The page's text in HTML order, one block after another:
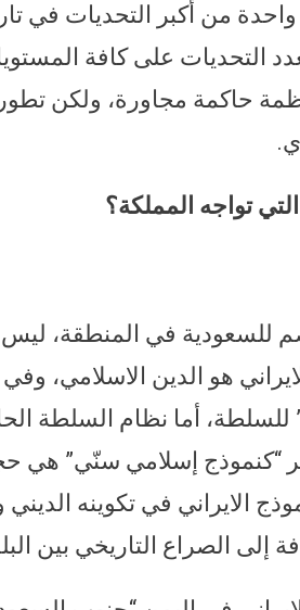
واحدة من أكبر التحديات
التحديات على كافة
حاكمة مجاورة، ولكن تطور
تواجه المملكة؟
للسعودية في المنطقة،
هو الدين الاسلامي،
للسلطة، أما نظام السلطة
“كنموذج إسلامي سنّي” هي
الايراني في تكوينه
إلى الصراع التاريخي بين